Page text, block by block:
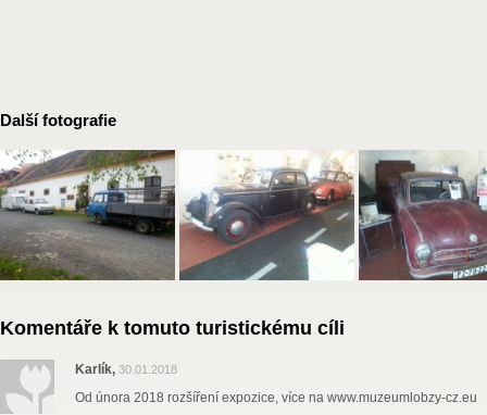
Další fotografie
Komentáře k tomuto turistickému cíli
Karlík, 30.01.2018
Od února 2018 rozšíření expozice, více na www.muzeumlobzy-cz.eu